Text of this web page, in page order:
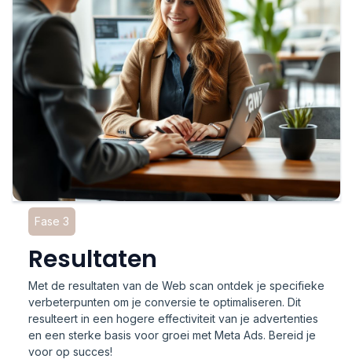
Fase 3
Resultaten
Met de resultaten van de Web scan ontdek je specifieke
verbeterpunten om je conversie te optimaliseren. Dit
resulteert in een hogere effectiviteit van je advertenties
en een sterke basis voor groei met Meta Ads. Bereid je
voor op succes!